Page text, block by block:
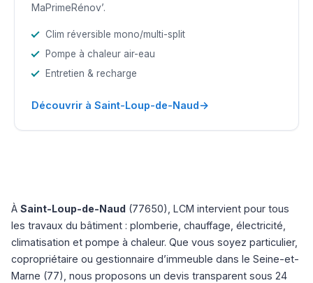
MaPrimeRénov’.
Clim réversible mono/multi-split
Pompe à chaleur air-eau
Entretien & recharge
Découvrir à Saint-Loup-de-Naud→
À Saint-Loup-de-Naud (77650), LCM intervient pour tous
les travaux du bâtiment : plomberie, chauffage, électricité,
climatisation et pompe à chaleur. Que vous soyez particulier,
copropriétaire ou gestionnaire d’immeuble dans le Seine-et-
Marne (77), nous proposons un devis transparent sous 24